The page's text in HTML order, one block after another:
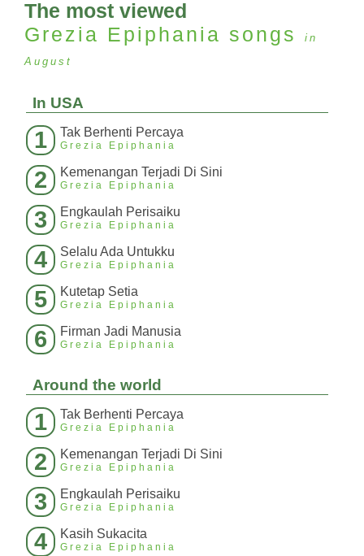
The most viewed
Grezia Epiphania songs
in
August
In USA
1 Tak Berhenti Percaya
Grezia Epiphania
2 Kemenangan Terjadi Di Sini
Grezia Epiphania
3 Engkaulah Perisaiku
Grezia Epiphania
4 Selalu Ada Untukku
Grezia Epiphania
5 Kutetap Setia
Grezia Epiphania
6 Firman Jadi Manusia
Grezia Epiphania
Around the world
1 Tak Berhenti Percaya
Grezia Epiphania
2 Kemenangan Terjadi Di Sini
Grezia Epiphania
3 Engkaulah Perisaiku
Grezia Epiphania
4 Kasih Sukacita
Grezia Epiphania